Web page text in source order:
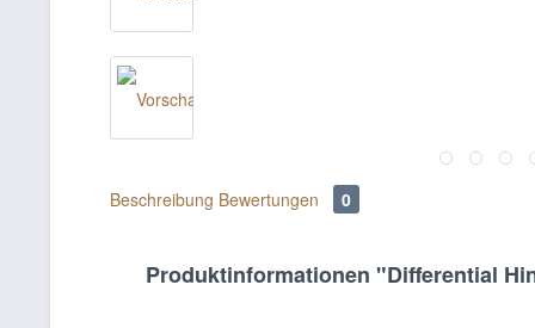
Beschreibung Bewertungen 0
Produktinformationen "Differential